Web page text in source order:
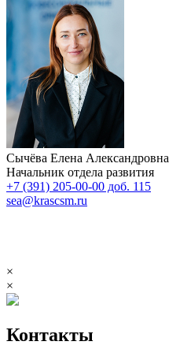
Сычёва Елена Александровна
Начальник отдела развития
+7 (391) 205-00-00 доб. 115
sea@krascsm.ru
×
×
Контакты